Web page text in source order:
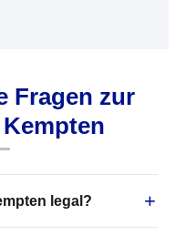
Fragen zur
legal?